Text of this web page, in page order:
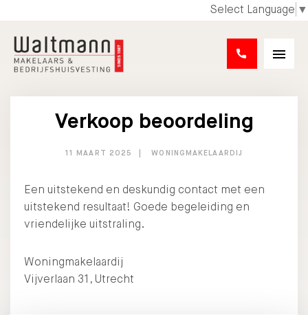
Select Language ▼
Verkoop beoordeling
11 MAART 2025 WONINGMAKELAARDIJ
Een uitstekend en deskundig contact met een
uitstekend resultaat! Goede begeleiding en
vriendelijke uitstraling.
Woningmakelaardij
Vijverlaan 31, Utrecht